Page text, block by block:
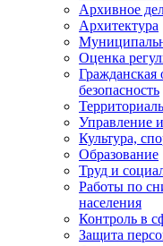
Архивное
Архитектура
Оценка
безопасность
Управление
Культура,
Образование
Труд и
Работы по
населения
Контроль в
Защита